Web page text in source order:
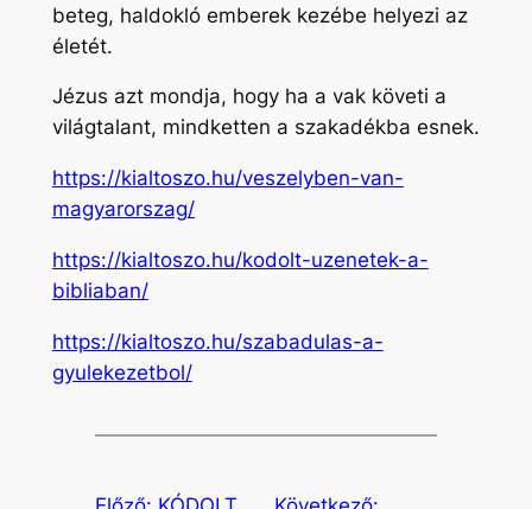
LINK
beteg, haldokló emberek kezébe helyezi az
életét.
Jézus azt mondja, hogy ha a vak követi a
világtalant, mindketten a szakadékba esnek.
https://kialtoszo.hu/veszelyben-van-
magyarorszag/
https://kialtoszo.hu/kodolt-uzenetek-a-
bibliaban/
https://kialtoszo.hu/szabadulas-a-
gyulekezetbol/